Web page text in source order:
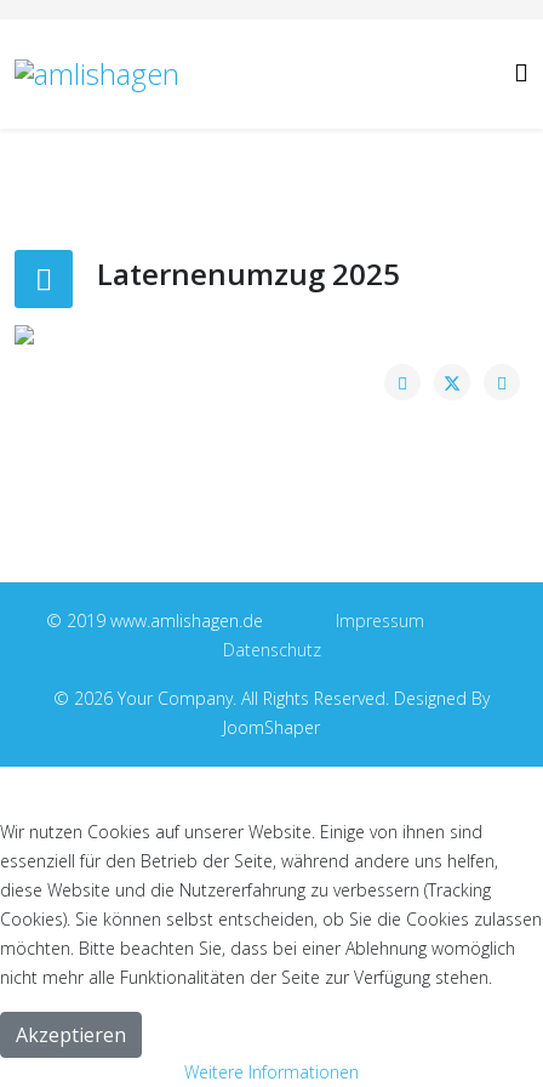
Laternenumzug 2025
© 2019 www.amlishagen.de Impressum
Datenschutz
© 2026 Your Company. All Rights Reserved. Designed By
JoomShaper
Wir nutzen Cookies auf unserer Website. Einige von ihnen sind
essenziell für den Betrieb der Seite, während andere uns helfen,
diese Website und die Nutzererfahrung zu verbessern (Tracking
Cookies). Sie können selbst entscheiden, ob Sie die Cookies zulassen
möchten. Bitte beachten Sie, dass bei einer Ablehnung womöglich
nicht mehr alle Funktionalitäten der Seite zur Verfügung stehen.
Akzeptieren
Weitere Informationen